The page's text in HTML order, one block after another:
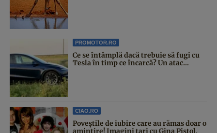
PROMOTOR.RO
Ce se întâmplă dacă trebuie să fugi cu
Tesla în timp ce încarcă? Un atac...
CIAO.RO
Poveştile de iubire care au rămas doar o
amintire! Imagini tari cu Gina Pistol,